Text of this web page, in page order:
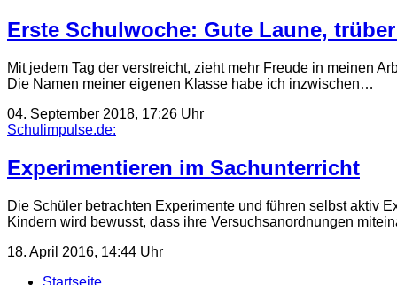
Erste Schulwoche: Gute Laune,
Mit jedem Tag der verstreicht, zieht mehr Freude in meinen
Die Namen meiner eigenen Klasse habe ich inzwischen…
04. September 2018, 17:26 Uhr
Schulimpulse.de:
Experimentieren im Sachunterricht
Die Schüler betrachten Experimente und führen selbst aktiv
Kindern wird bewusst, dass ihre Versuchsanordnungen
18. April 2016, 14:44 Uhr
Startseite